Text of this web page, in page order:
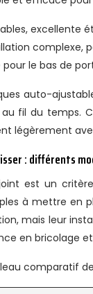
excellente
complexe,
pour le bas de
auto-
fil du temps.
légèrement
: différents
est un
à mettre en
mais leur
en bricolage
comparatif